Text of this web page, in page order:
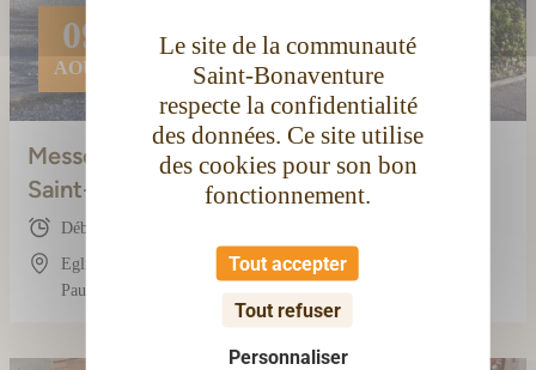
Le site de la communauté
Saint-Bonaventure
respecte la confidentialité
des données. Ce site utilise
des cookies pour son bon
fonctionnement.
Tout accepter
Tout refuser
Personnaliser
09
AOÛT
Messe dominicale à Saint-Jean
Saint-Pierre
Début : 09:15
Eglise Saint-Jean Saint-Pierre, 1 Avenue du Dr
Paul Pompidor, 11100 Narbonne, France